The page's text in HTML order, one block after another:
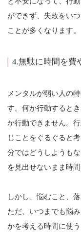
ができず、失敗をい
ことが多くなります。
4.無駄に時間を費
メンタルが弱い人の
す。何か行動すると
か行動できません。
じことをぐるぐると
分ではどうしようも
を見出せないまま時
しかし、悩むこと、
ただ、いつまでも悩
かを考える時間に使う